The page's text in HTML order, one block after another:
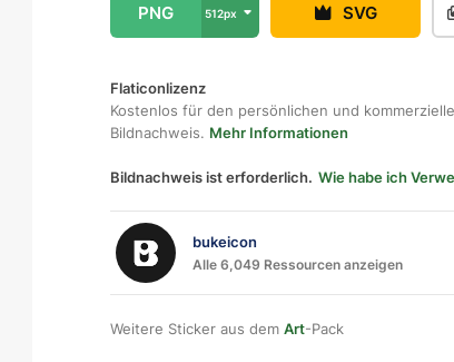
PNG 512px SVG
Flaticonlizenz
Kostenlos für den persönlichen und
Bildnachweis. Mehr Informationen
Bildnachweis ist erforderlich. Wie habe ich
bukeicon
Alle 6,049 Ressourcen anzeigen
Weitere Sticker aus dem Art-Pack